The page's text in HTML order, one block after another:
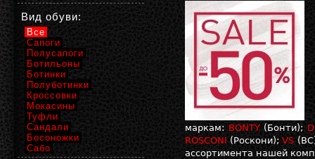
маркам: BONTY(Бонти);
ROSCONI (Роскони);VS
ассортимента нашей
Вид обуви:
Все
Сапоги
Полусапоги
Ботильоны
Ботинки
Полуботинки
Кроссовки
Мокасины
Туфли
Сандали
Босоножки
Сабо